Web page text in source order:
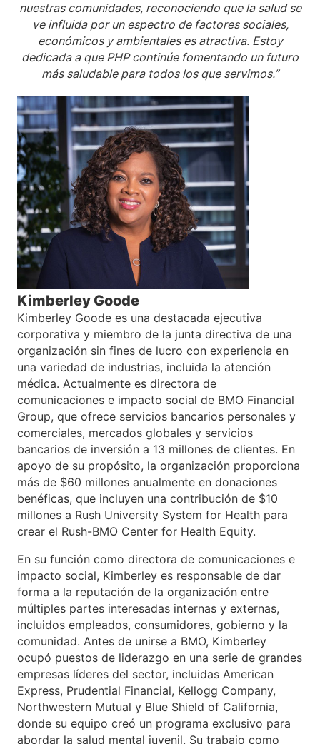
nuestras comunidades, reconociendo que la salud se
ve influida por un espectro de factores sociales,
económicos y ambientales es atractiva. Estoy
dedicada a que PHP continúe fomentando un futuro
más saludable para todos los que servimos.”
Kimberley Goode
Kimberley Goode es una destacada ejecutiva
corporativa y miembro de la junta directiva de una
organización sin fines de lucro con experiencia en
una variedad de industrias, incluida la atención
médica. Actualmente es directora de
comunicaciones e impacto social de BMO Financial
Group, que ofrece servicios bancarios personales y
comerciales, mercados globales y servicios
bancarios de inversión a 13 millones de clientes. En
apoyo de su propósito, la organización proporciona
más de $60 millones anualmente en donaciones
benéficas, que incluyen una contribución de $10
millones a Rush University System for Health para
crear el Rush-BMO Center for Health Equity.
En su función como directora de comunicaciones e
impacto social, Kimberley es responsable de dar
forma a la reputación de la organización entre
múltiples partes interesadas internas y externas,
incluidos empleados, consumidores, gobierno y la
comunidad. Antes de unirse a BMO, Kimberley
ocupó puestos de liderazgo en una serie de grandes
empresas líderes del sector, incluidas American
Express, Prudential Financial, Kellogg Company,
Northwestern Mutual y Blue Shield of California,
donde su equipo creó un programa exclusivo para
abordar la salud mental juvenil. Su trabajo como